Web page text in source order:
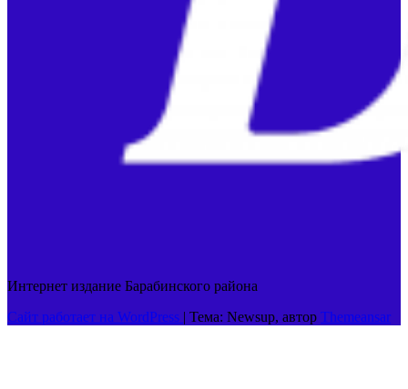
Интернет издание Барабинского района
Сайт работает на WordPress | Тема: Newsup, автор Themeansar